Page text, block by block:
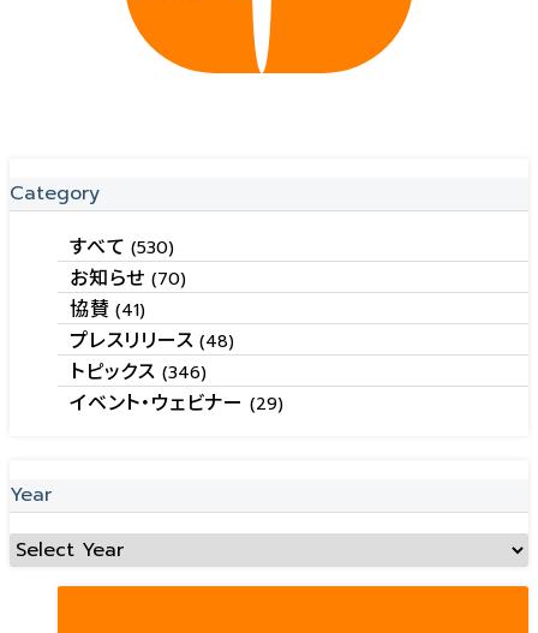
Category
すべて(530)
お知らせ (70)
協賛(41)
プレスリリース(48)
トピックス (346)
イベント・ウェビナー (29)
Year